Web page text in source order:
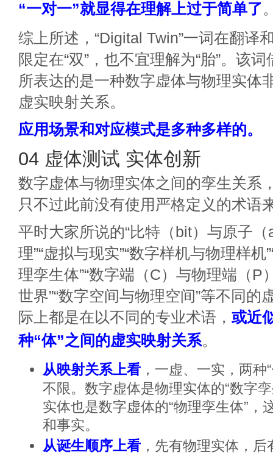
“一对一”就显得在理解上过于简单了
综上所述，“Digital Twin”一词在翻译
限定在“双”，也不宜理解为“胎”。该词
所表达的是一种数字虚体与物理实体
虚实映射关系。
应用场景和对应模式是多种多样的。
04 虚体测试 实体创新
数字虚体与物理实体之间的孪生关系
只不过此前没有使用严格定义的术语
平时大家所说的“比特（bit）与原子（
理”“虚拟与现实”“数字样机与物理样机
理孪生体”“数字端（C）与物理端（P
世界”“数字空间与物理空间”等不同的
际上都是在以不同的专业术语， 或近
种“体”之间的虚实映射关系。
从映射关系上看 ，一虚、一实，两种
不限。数字虚体是物理实体的“数字
实体也是数字虚体的“物理孪生体”，
和事实。
从诞生顺序上看 ，先有物理实体，